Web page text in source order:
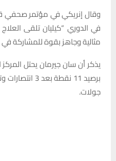
وقال إنريكي في مؤتمر صحفي
في الدوري “كيليان تلقى العلاج
مثالية وجاهز بقوة للمشاركة في
يذكر أن سان جيرمان يحتل
جولات.